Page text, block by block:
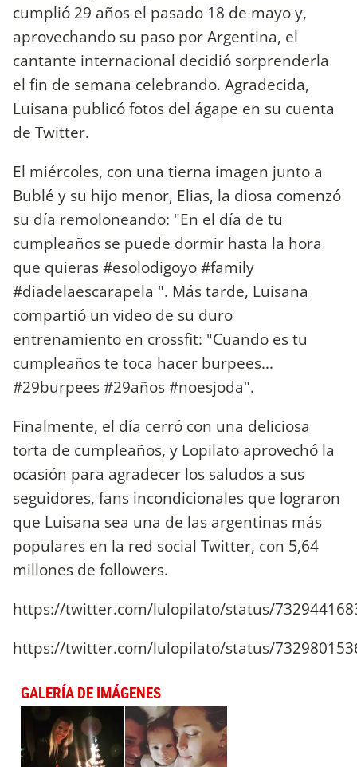
cumplió 29 años el pasado 18 de mayo y,
aprovechando su paso por Argentina, el
cantante internacional decidió sorprenderla
el fin de semana celebrando. Agradecida,
Luisana publicó fotos del ágape en su cuenta
de Twitter.
El miércoles, con una tierna imagen junto a
Bublé y su hijo menor, Elias, la diosa comenzó
su día remoloneando: "En el día de tu
cumpleaños se puede dormir hasta la hora
que quieras #esolodigoyo #family
#diadelaescarapela ". Más tarde, Luisana
compartió un video de su duro
entrenamiento en crossfit: "Cuando es tu
cumpleaños te toca hacer burpees...
#29burpees #29años #noesjoda".
Finalmente, el día cerró con una deliciosa
torta de cumpleaños, y Lopilato aprovechó la
ocasión para agradecer los saludos a sus
seguidores, fans incondicionales que lograron
que Luisana sea una de las argentinas más
populares en la red social Twitter, con 5,64
millones de followers.
https://twitter.com/lulopilato/status/
https://twitter.com/lulopilato/status/
GALERÍA DE IMÁGENES